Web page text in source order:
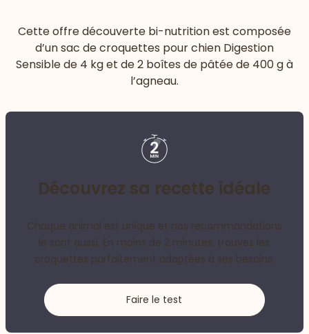
Cette offre découverte bi-nutrition est composée
d’un sac de croquettes pour chien Digestion
Sensible de 4 kg et de 2 boîtes de pâtée de 400 g à
l’agneau.
Découvrez sa recette idéale
Chaque animal est unique et nos recommandations
le sont aussi. En moins de 2 minutes, trouvez les
croquettes parfaitement adaptées à ses besoins.
Faire le test